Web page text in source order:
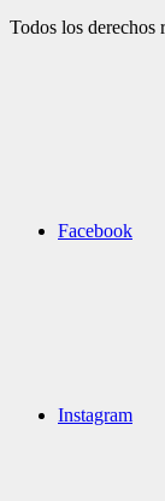
Todos los derechos
Facebook
Instagram